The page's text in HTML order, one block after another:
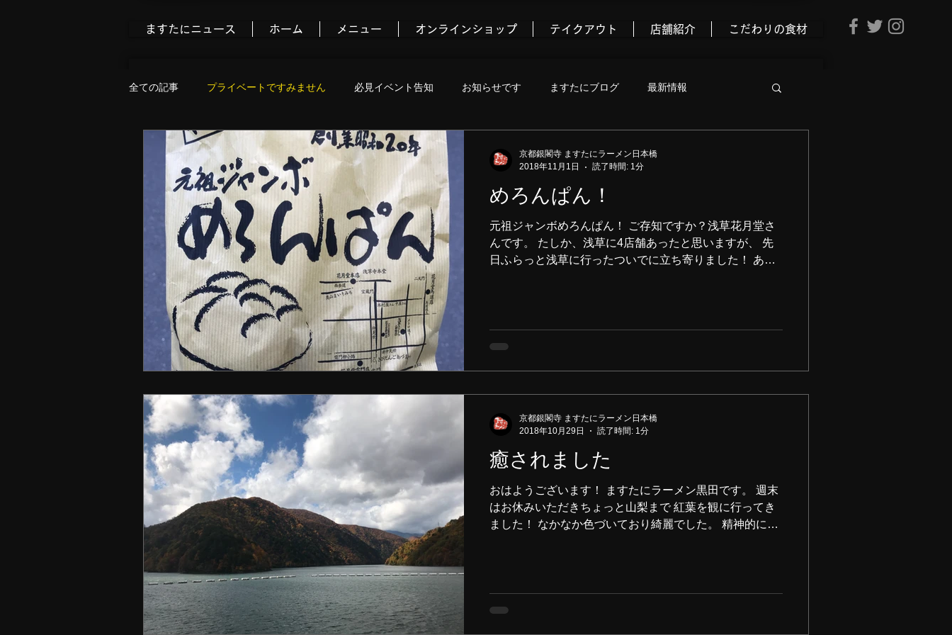
ますたにニュース ホーム メニュー オンラインショップ テイクアウト 店舗紹介 こだわりの食材
全ての記事 プライベートですみません 必見イベント告知 お知らせです ますたにブログ 最新情報
食べ歩きブログ 今すぐ始める コミュニティ
めろんぱん！
元祖ジャンボめろんぱん！ ご存知ですか？浅草花月堂さ
んです。 たしか、浅草に4店舗あったと思いますが、 先
日ふらっと浅草に行ったついでに立ち寄りました！ あい
京都銀閣寺 ますたにラーメン日本橋
2018年11月1日
読了時間: 1分
癒されました
おはようございます！ ますたにラーメン黒田です。 週末
はお休みいただきちょっと山梨まで 紅葉を観に行ってき
ました！ なかなか色づいており綺麗でした。 精神的にも
京都銀閣寺 ますたにラーメン日本橋
2018年10月29日
読了時間: 1分